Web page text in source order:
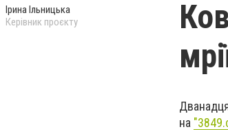
Ірина Ільницька
Керівник проєкту
на